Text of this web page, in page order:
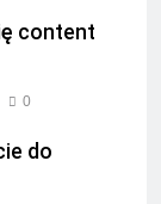
content
0
do